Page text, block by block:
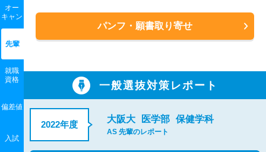
パンフ・願書取り寄せ
オー
キャン
先輩
就職
資格
偏差値
入試
一般選抜対策レポート
2022年度
大阪大 医学部 保健学科
AS 先輩のレポート